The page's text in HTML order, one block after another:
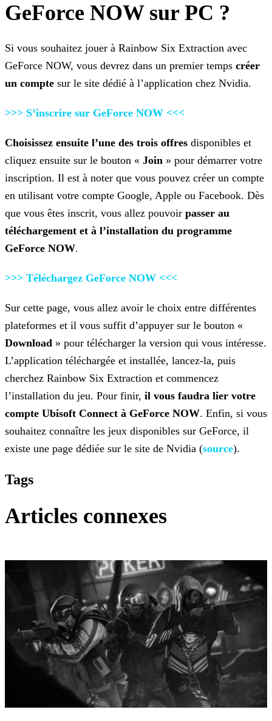
GeForce NOW sur PC ?
Si vous souhaitez jouer à Rainbow Six Extraction avec
GeForce NOW, vous devrez dans un premier temps créer
un compte sur le site dédié à l’application chez Nvidia.
>>> S’inscrire sur GeForce NOW <<<
Choisissez ensuite l’une des trois offres disponibles et
cliquez ensuite sur le bouton « Join » pour démarrer votre
inscription. Il est à noter que vous pouvez créer un compte
en utilisant votre compte Google, Apple ou Facebook. Dès
que vous êtes inscrit, vous allez pouvoir passer au
téléchargement et à l’installation du programme
GeForce NOW.
>>> Téléchargez GeForce NOW <<<
Sur cette page, vous allez avoir le choix entre différentes
plateformes et il vous suffit d’appuyer sur le bouton «
Download » pour télécharger la version qui vous intéresse.
L’application téléchargée et installée, lancez-la, puis
cherchez Rainbow Six Extraction et commencez
l’installation du jeu. Pour finir, il vous faudra lier votre
compte Ubisoft Connect à GeForce NOW. Enfin, si vous
souhaitez connaître les jeux disponibles sur GeForce, il
existe une page dédiée sur le site de Nvidia (source).
Tags
Articles connexes